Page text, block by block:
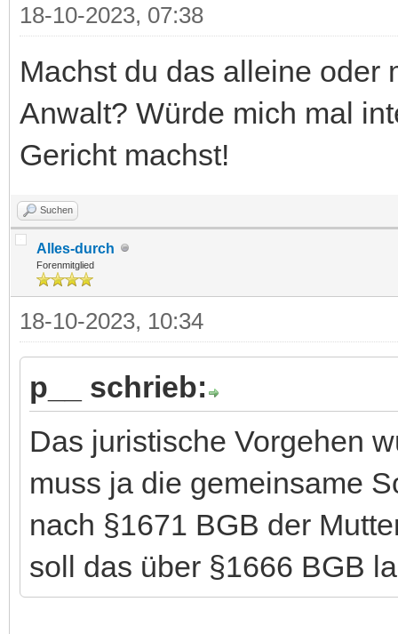
18-10-2023, 07:38
Machst du das alleine oder
Anwalt? Würde mich mal
Gericht machst!
Suchen
Alles-durch
Forenmitglied
18-10-2023, 10:34
p__ schrieb:
Das juristische Vorgehen
muss ja die gemeinsame
nach §1671 BGB der
soll das über §1666 BGB